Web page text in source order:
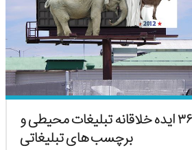
۳۶ ایده خلاقانه تبلیغات محیطی و
برچسب های تبلیغاتی